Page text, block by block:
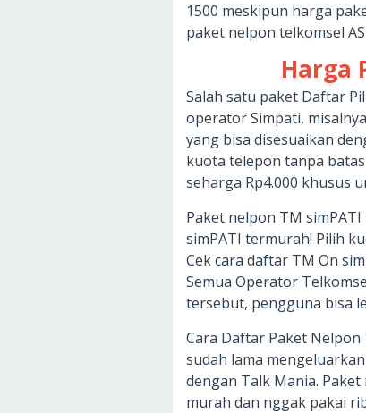
1500 meskipun harga
paket nelpon telkomsel
Harga
Salah satu paket Daftar
operator Simpati,
yang bisa disesuaikan
kuota telepon tanpa
seharga Rp4.000 khusus
Paket nelpon TM
simPATI termurah! Pilih
Cek cara daftar TM On
Semua Operator
tersebut, pengguna bisa
Cara Daftar Paket
sudah lama
dengan Talk Mania.
murah dan nggak pakai